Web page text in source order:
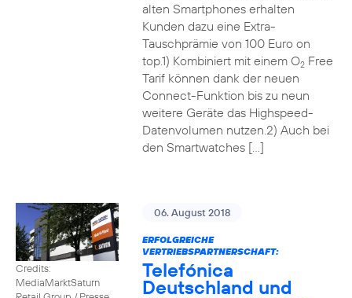
alten Smartphones erhalten
Kunden dazu eine Extra-
Tauschprämie von 100 Euro on
top.1) Kombiniert mit einem O2Free
Tarif können dank der neuen
Connect-Funktion bis zu neun
weitere Geräte das Highspeed-
Datenvolumen nutzen.2) Auch bei
den Smartwatches […]
Credits:
MediaMarktSaturn
06. August 2018
ERFOLGREICHE
VERTRIEBSPARTNERSCHAFT:
Telefónica
Deutschland und